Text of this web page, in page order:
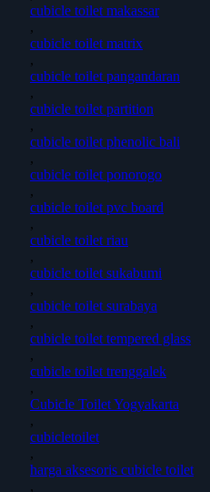
cubicle toilet makassar
,
cubicle toilet matrix
,
cubicle toilet pangandaran
,
cubicle toilet partition
,
cubicle toilet phenolic bali
,
cubicle toilet ponorogo
,
cubicle toilet pvc board
,
cubicle toilet riau
,
cubicle toilet sukabumi
,
cubicle toilet surabaya
,
cubicle toilet tempered glass
,
cubicle toilet trenggalek
,
Cubicle Toilet Yogyakarta
,
cubicletoilet
,
harga aksesoris cubicle toilet
,